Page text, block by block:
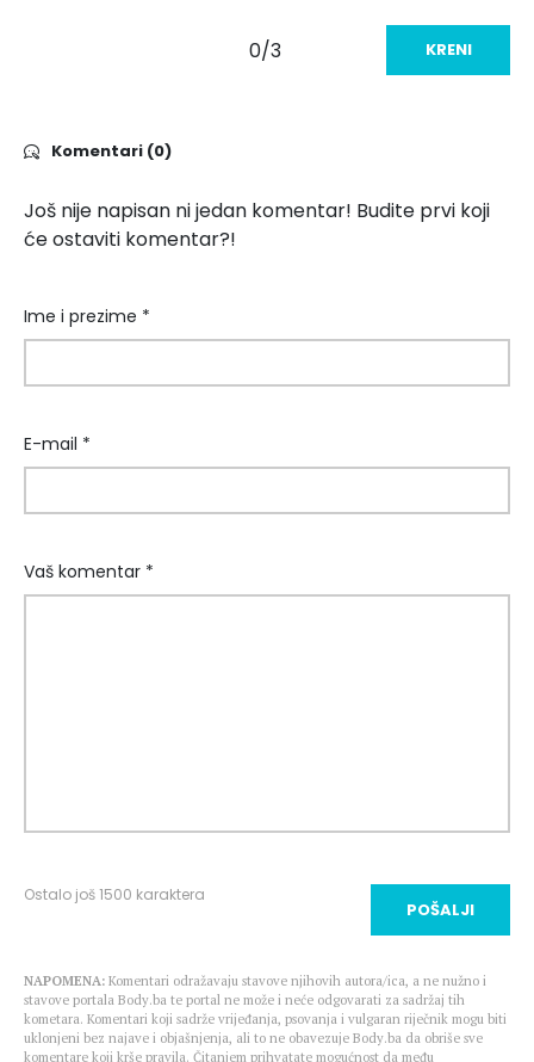
0/3 KRENI
Komentari (0)
Još nije napisan ni jedan komentar! Budite prvi koji
će ostaviti komentar?!
Ime i prezime *
E-mail *
Vaš komentar *
Ostalo još1500 karaktera
POŠALJI
NAPOMENA: Komentari odražavaju stavove njihovih autora/ica, a ne nužno i
stavove portala Body.ba te portal ne može i neće odgovarati za sadržaj tih
kometara. Komentari koji sadrže vrijeđanja, psovanja i vulgaran riječnik mogu biti
uklonjeni bez najave i objašnjenja, ali to ne obavezuje Body.ba da obriše sve
komentare koji krše pravila. Čitanjem prihvatate mogućnost da među